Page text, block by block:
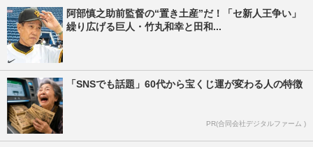
阿部慎之助前監督の“置き土産”だ！「セ新人王争い」
繰り広げる巨人・竹丸和幸と田和...
「SNSでも話題」60代から宝くじ運が変わる人の特徴
PR(合同会社デジタルファーム )